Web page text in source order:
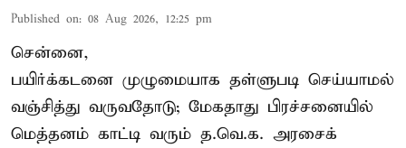
Published on: 08 Aug 2026, 12:25 pm
சென்னை,
பயிர்க்கடனை முழுமையாக தள்ளுபடி செய்யாமல்
வஞ்சித்து வருவதோடு; மேகதாது பிரச்சனையில்
மெத்தனம் காட்டி வரும் த.வெ.க. அரசைக்